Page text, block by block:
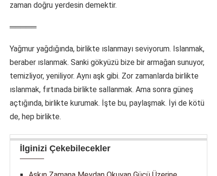
zaman doğru yerdesin demektir.
═════
Yağmur yağdığında, birlikte ıslanmayı seviyorum. Islanmak,
beraber ıslanmak. Sanki gökyüzü bize bir armağan sunuyor,
temizliyor, yeniliyor. Aynı aşk gibi. Zor zamanlarda birlikte
ıslanmak, fırtınada birlikte sallanmak. Ama sonra güneş
açtığında, birlikte kurumak. İşte bu, paylaşmak. İyi de kötü
de, hep birlikte.
İlginizi Çekebilecekler